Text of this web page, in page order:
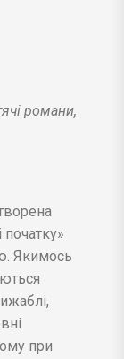
романи,
Якимось
при